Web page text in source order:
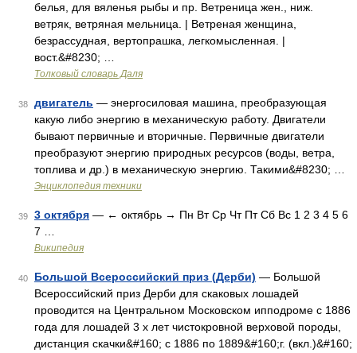
белья, для вяленья рыбы и пр. Ветреница жен., ниж.
ветряк, ветряная мельница. | Ветреная женщина,
безрассудная, вертопрашка, легкомысленная. |
вост.&#8230; …
Толковый словарь Даля
38 двигатель — энергосиловая машина, преобразующая
какую либо энергию в механическую работу. Двигатели
бывают первичные и вторичные. Первичные двигатели
преобразуют энергию природных ресурсов (воды, ветра,
топлива и др.) в механическую энергию. Такими&#8230; …
Энциклопедия техники
39 3 октября — ← октябрь → Пн Вт Ср Чт Пт Сб Вс 1 2 3 4 5 6
7 …
Википедия
40 Большой Всероссийский приз (Дерби) — Большой
Всероссийский приз Дерби для скаковых лошадей
проводится на Центральном Московском ипподроме с 1886
года для лошадей 3 х лет чистокровной верховой породы,
дистанция скачки&#160; с 1886 по 1889&#160;г. (вкл.)&#160;